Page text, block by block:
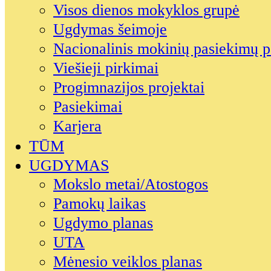
Visos dienos mokyklos grupė
Ugdymas šeimoje
Nacionalinis mokinių pasiekimų
Viešieji pirkimai
Progimnazijos projektai
Pasiekimai
Karjera
TŪM
UGDYMAS
Mokslo metai/Atostogos
Pamokų laikas
Ugdymo planas
UTA
Mėnesio veiklos planas